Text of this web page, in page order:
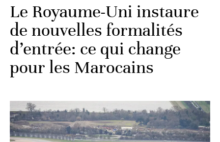
Le Royaume-Uni instaure
de nouvelles formalités
d’entrée: ce qui change
pour les Marocains